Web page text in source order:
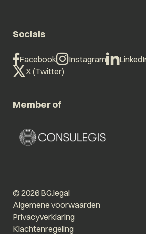
Socials
Facebook Instagram
X (Twitter)
Member of
© 2026 BG.legal
Algemene voorwaarden
Privacyverklaring
Klachtenregeling